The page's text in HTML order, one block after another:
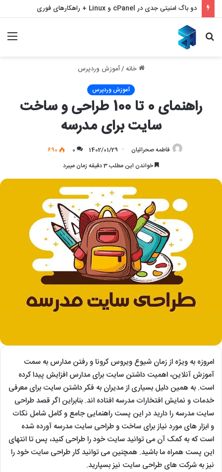
جستجو
خانه/آموزش وردپرس
آموزش وردپرس
راهنمای 0 تا 100 طراحی و ساخت
سایت برای مدرسه
فاطمه صحرائیان 1402/01/29
0
690
خواندن این مطلب 3 دقیقه زمان میبرد
امروزه به ویژه از زمان شیوع ویروس کرونا و رفتن مدارس به سمت
آموزش آنلاین، اهمیت داشتن سایت برای مدارس افزایش پیدا کرده
است. به همین دلیل بسیاری از مدیران به فکر داشتن سایت برای معرفی
خدمات و نمایش افتخارات مدرسه افتاده اند. بنابراین اگر قصد طراحی
سایت مدرسه را دارید در این پست راهنمایی جامع و کامل شامل نکات
و ابزار های مورد نیاز برای ساخت و طراحی سایت مدرسه آورده شده
است که به کمک آن می توانید سایت خود را طراحی کنید، پس تا انتهای
این پست همراه ما باشید. همچنین می توانید کار طراحی سایت خود را
نیز به شرکت های طراحی سایت نیز بسپارید.